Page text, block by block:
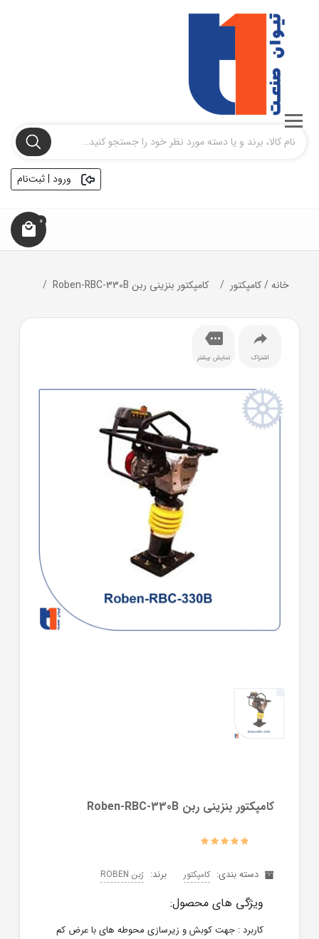
ورود | ثبت‌نام
0
خانه/کامپکتور کامپکتور بنزینی ربن Roben-RBC-330B
اشتراک نمایش بیشتر
کامپکتور بنزینی ربن Roben-RBC-330B
دسته بندی: کامپکتور برند: رُبن ROBEN
ویژگی های محصول:
کاربرد : جهت کوبش و زیرسازی محوطه های با عرض کم